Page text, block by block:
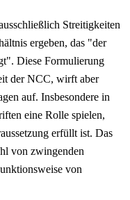
Streitigkeiten
ergeben, das "der
Diese Formulierung
der NCC, wirft aber
auf. Insbesondere in
eine Rolle spielen,
erfüllt ist. Das
von zwingenden
von